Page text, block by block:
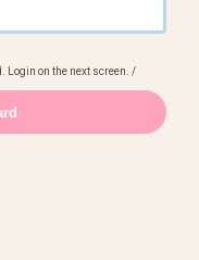
Login on the next screen. /